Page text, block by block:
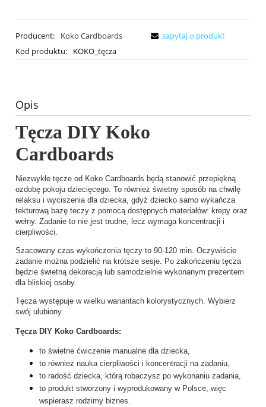
Producent:
Koko Cardboards
Kod produktu:
KOKO_tęcza
zapytaj o produkt
Opis
Tęcza DIY Koko
Cardboards
Niezwykłe tęcze od Koko Cardboards będą stanowić przepiękną
ozdobę pokoju dziecięcego. To również świetny sposób na chwilę
relaksu i wyciszenia dla dziecka, gdyż dziecko samo wykańcza
tekturową bazę teczy z pomocą dostępnych materiałów: krepy oraz
wełny. Zadanie to nie jest trudne, lecz wymaga koncentracji i
cierpliwości.
Szacowany czas wykończenia tęczy to 90-120 min. Oczywiście
zadanie można podzielić na krótsze sesje. Po zakończeniu tęcza
będzie świetną dekoracją lub samodzielnie wykonanym prezentem
dla bliskiej osoby.
Tęcza występuje w wielku wariantach kolorystycznych. Wybierz
swój ulubiony.
Tęcza DIY Koko Cardboards:
to świetne ćwiczenie manualne dla dziecka,
to również nauka cierpliwości i koncentracji na zadaniu,
to radość dziecka, którą robaczysz po wykonaniu zadania,
to produkt stworzony i wyprodukowany w Polsce, więc
wspierasz rodzimy biznes.